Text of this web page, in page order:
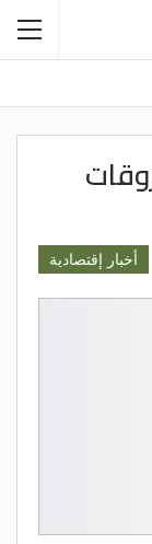
أخبار إقتصادية